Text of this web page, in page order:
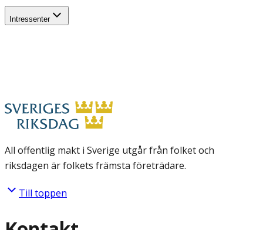
Intressenter
All offentlig makt i Sverige utgår från folket och
riksdagen är folkets främsta företrädare.
Till toppen